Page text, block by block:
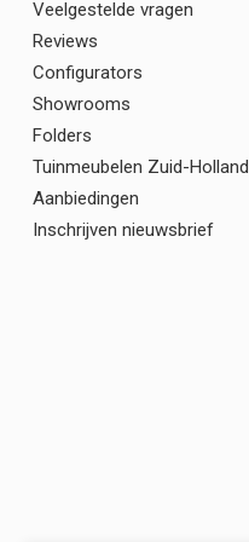
Veelgestelde vragen
Reviews
Configurators
Showrooms
Folders
Tuinmeubelen Zuid-Holland
Aanbiedingen
Inschrijven nieuwsbrief